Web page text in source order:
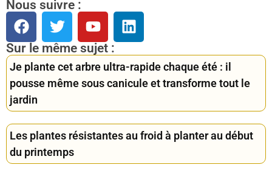
Nous suivre :
Sur le même sujet :
Je plante cet arbre ultra-rapide chaque été : il
pousse même sous canicule et transforme tout le
jardin
Les plantes résistantes au froid à planter au début
du printemps